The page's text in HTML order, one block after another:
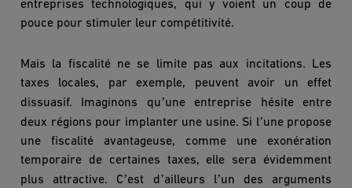
entreprises technologiques, qui y voient un coup de
pouce pour stimuler leur compétitivité.
Mais la fiscalité ne se limite pas aux incitations. Les
taxes locales, par exemple, peuvent avoir un effet
dissuasif. Imaginons qu’une entreprise hésite entre
deux régions pour implanter une usine. Si l’une propose
une fiscalité avantageuse, comme une exonération
temporaire de certaines taxes, elle sera évidemment
plus attractive. C’est d’ailleurs l’un des arguments